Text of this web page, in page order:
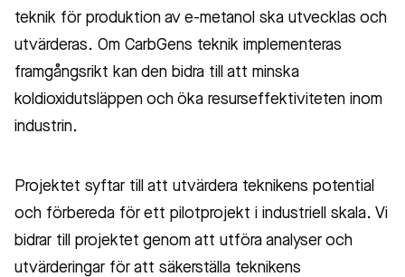
teknik för produktion av e-metanol ska utvecklas och
utvärderas. Om CarbGens teknik implementeras
framgångsrikt kan den bidra till att minska
koldioxidutsläppen och öka resurseffektiviteten inom
industrin.
Projektet syftar till att utvärdera teknikens potential
och förbereda för ett pilotprojekt i industriell skala. Vi
bidrar till projektet genom att utföra analyser och
utvärderingar för att säkerställa teknikens